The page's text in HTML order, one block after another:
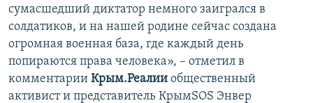
сумасшедший диктатор немного заигрался в
солдатиков, и на нашей родине сейчас создана
огромная военная база, где каждый день
попираются права человека», – отметил в
комментарии Крым.Реалии общественный
активист и представитель КрымSOS Энвер